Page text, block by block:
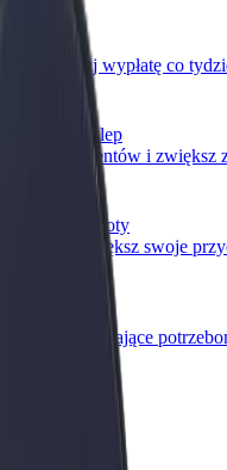
i otrzymuj wypłatę co
lub sklep
liczby klientów i zwiększ
właściciel floty
do Bolt i zwiększ swoje
Bolt odpowiadające